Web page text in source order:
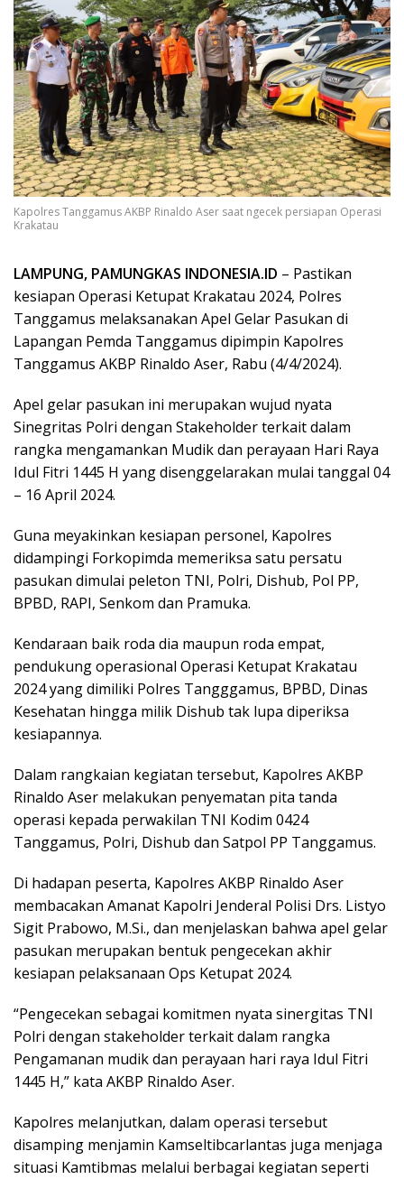
Kapolres Tanggamus AKBP Rinaldo Aser saat ngecek persiapan Operasi
Krakatau
LAMPUNG, PAMUNGKAS INDONESIA.ID – Pastikan
kesiapan Operasi Ketupat Krakatau 2024, Polres
Tanggamus melaksanakan Apel Gelar Pasukan di
Lapangan Pemda Tanggamus dipimpin Kapolres
Tanggamus AKBP Rinaldo Aser, Rabu (4/4/2024).
Apel gelar pasukan ini merupakan wujud nyata
Sinegritas Polri dengan Stakeholder terkait dalam
rangka mengamankan Mudik dan perayaan Hari Raya
Idul Fitri 1445 H yang disenggelarakan mulai tanggal 04
– 16 April 2024.
Guna meyakinkan kesiapan personel, Kapolres
didampingi Forkopimda memeriksa satu persatu
pasukan dimulai peleton TNI, Polri, Dishub, Pol PP,
BPBD, RAPI, Senkom dan Pramuka.
Kendaraan baik roda dia maupun roda empat,
pendukung operasional Operasi Ketupat Krakatau
2024 yang dimiliki Polres Tangggamus, BPBD, Dinas
Kesehatan hingga milik Dishub tak lupa diperiksa
kesiapannya.
Dalam rangkaian kegiatan tersebut, Kapolres AKBP
Rinaldo Aser melakukan penyematan pita tanda
operasi kepada perwakilan TNI Kodim 0424
Tanggamus, Polri, Dishub dan Satpol PP Tanggamus.
Di hadapan peserta, Kapolres AKBP Rinaldo Aser
membacakan Amanat Kapolri Jenderal Polisi Drs. Listyo
Sigit Prabowo, M.Si., dan menjelaskan bahwa apel gelar
pasukan merupakan bentuk pengecekan akhir
kesiapan pelaksanaan Ops Ketupat 2024.
“Pengecekan sebagai komitmen nyata sinergitas TNI
Polri dengan stakeholder terkait dalam rangka
Pengamanan mudik dan perayaan hari raya Idul Fitri
1445 H,” kata AKBP Rinaldo Aser.
Kapolres melanjutkan, dalam operasi tersebut
disamping menjamin Kamseltibcarlantas juga menjaga
situasi Kamtibmas melalui berbagai kegiatan seperti